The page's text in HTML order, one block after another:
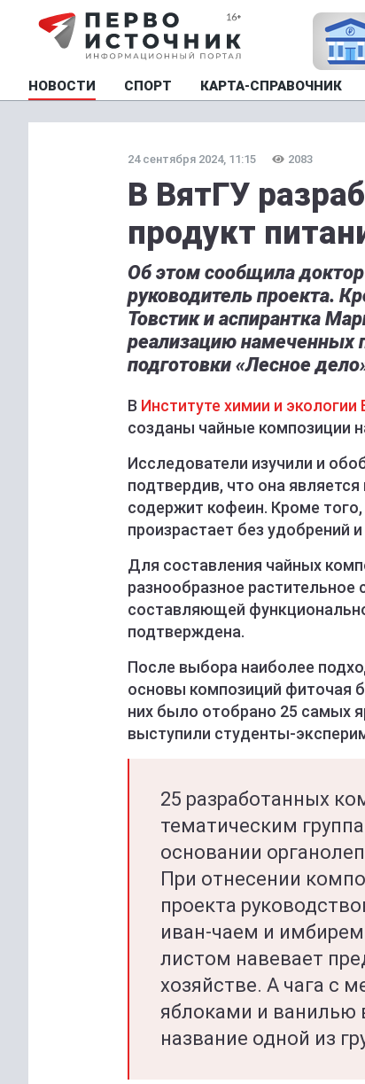
НОВОСТИ СПОРТ КАРТА-СПРАВОЧНИК
24 сентября 2024, 11:15 2083
В ВятГУ
продукт
Об этом сообщила
руководитель проекта.
Товстик и аспирантка
реализацию намеченных
подготовки «Лесное
В Институте химии и экологии
созданы чайные композиции
Исследователи изучили и
подтвердив, что она
содержит кофеин. Кроме
произрастает без удобрений
Для составления чайных
разнообразное растительное
составляющей
подтверждена.
После выбора наиболее
основы композиций фиточая
них было отобрано 25 самых
выступили студенты-
25 разработанных
тематическим
основании
При отнесении
проекта
иван-чаем и
листом навевает
хозяйстве. А чага с
яблоками и ванилью
название одной из